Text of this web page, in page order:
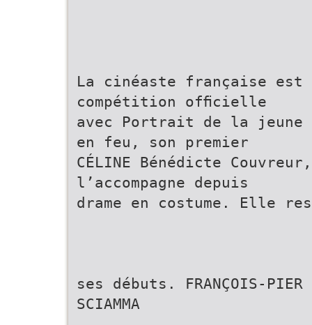
La cinéaste française est
compétition ofﬁcielle
avec Portrait de la
en feu, son premier
CÉLINE Bénédicte
l’accompagne depuis
drame en costume. Elle
ses débuts. FRANÇOIS-PIER
SCIAMMA